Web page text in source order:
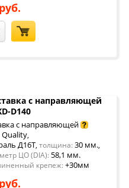
с направляющей
D140
с направляющей
Quality,
Д16Т, толщина: 30 мм.,
ЦО (DIA): 58,1 мм.
крепеж: +30мм